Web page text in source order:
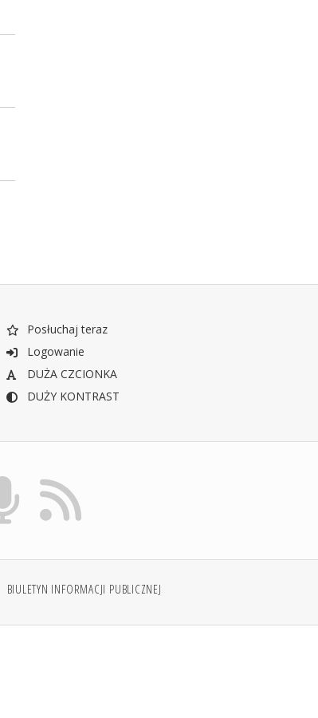
Posłuchaj teraz
Logowanie
DUŻA CZCIONKA
DUŻY KONTRAST
BIULETYN INFORMACJI PUBLICZNEJ